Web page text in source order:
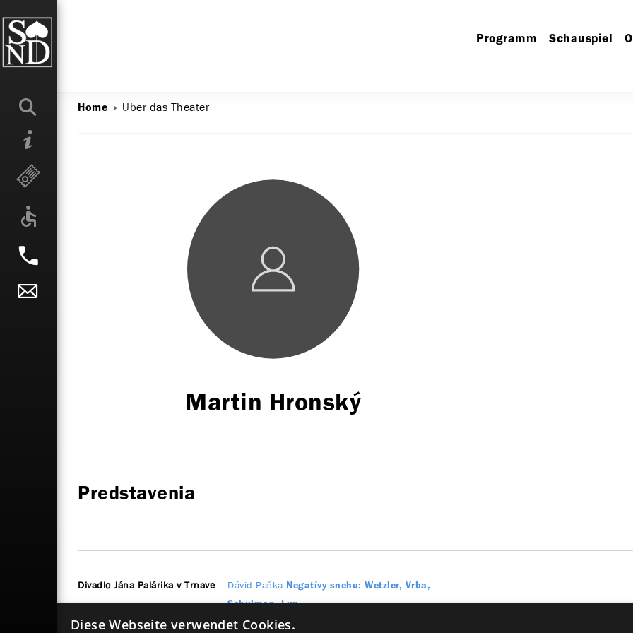
Programm Schauspiel
Home Über das Theater
Martin Hronský
Predstavenia
Divadlo Jána Palárika v Trnave Dávid Paška Negatívy snehu: Wetzler, Vrba,
Schulman, Lux
Diese Webseite verwendet Cookies.